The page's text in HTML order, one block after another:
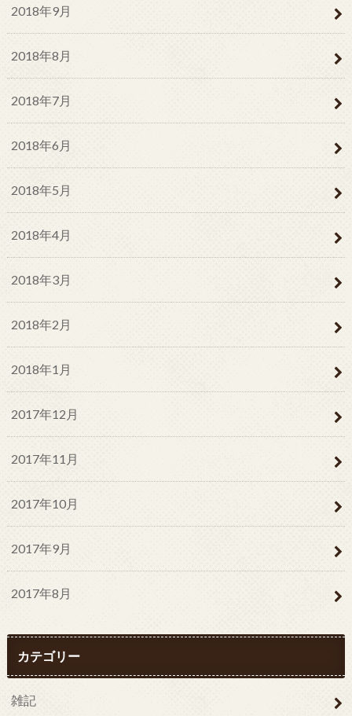
2018年9月
2018年8月
2018年7月
2018年6月
2018年5月
2018年4月
2018年3月
2018年2月
2018年1月
2017年12月
2017年11月
2017年10月
2017年9月
2017年8月
カテゴリー
雑記